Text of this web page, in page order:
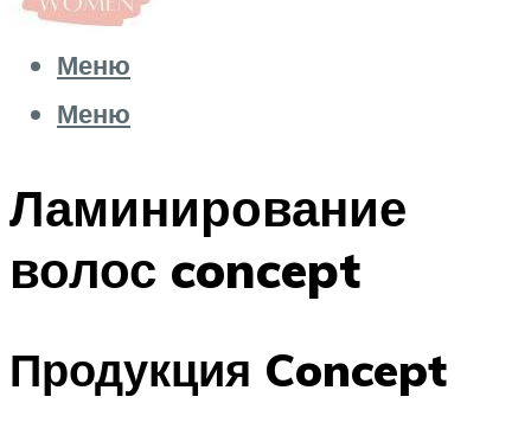
Меню
Меню
Ламинирование
волос concept
Продукция Concept